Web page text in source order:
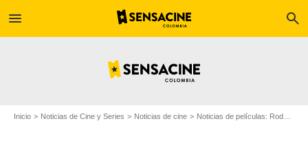
menu search
Inicio Noticias de Cine y Series Noticias de cine Noticias de películas: Rodajes